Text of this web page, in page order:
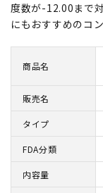
度数が-12.00まで
にもおすすめのコ
商品名
販売名
タイプ
FDA分類
内容量